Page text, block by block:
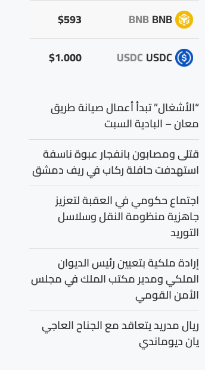
BNB
BNB
$593
USDC
USDC
$1.000
“الأشغال” تبدأ أعمال صيانة طريق
معان – البادية السبت
قتلى ومصابون بانفجار عبوة ناسفة
استهدفت حافلة ركاب في ريف دمشق
اجتماع حكومي في العقبة لتعزيز
جاهزية منظومة النقل وسلاسل
التوريد
إرادة ملكية بتعيين رئيس الديوان
الملكي ومدير مكتب الملك في مجلس
الأمن القومي
ريال مدريد يتعاقد مع الجناح العاجي
يان ديوماندي